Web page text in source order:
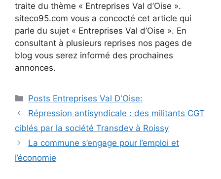
traite du thème « Entreprises Val d’Oise ».
siteco95.com vous a concocté cet article qui
parle du sujet « Entreprises Val d’Oise ». En
consultant à plusieurs reprises nos pages de
blog vous serez informé des prochaines
annonces.
Catégories
Posts Entreprises Val D'Oise:
Navigation
des
articles
Répression antisyndicale : des militants CGT
ciblés par la société Transdev à Roissy
La commune s’engage pour l’emploi et
l’économie